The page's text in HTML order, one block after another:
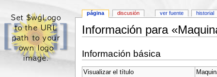
Información para
Información básica
Visualizar el título
página discusión ver fuente historial